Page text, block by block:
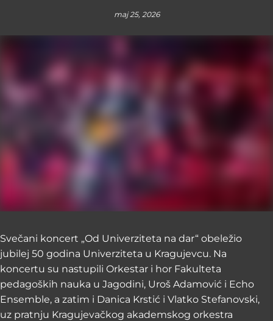
maj 25, 2026
Svečani koncert „Od Univerziteta na dar“ obeležio
jubilej 50 godina Univerziteta u Kragujevcu. Na
koncertu su nastupili Orkestar i hor Fakulteta
pedagoških nauka u Jagodini, Uroš Adamović i Echo
Ensemble, a zatim i Danica Krstić i Vlatko Stefanovski,
uz pratnju Kragujevačkog akademskog orkestra